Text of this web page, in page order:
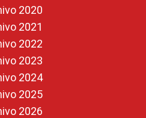
2020
2021
2022
2023
2024
2025
2026